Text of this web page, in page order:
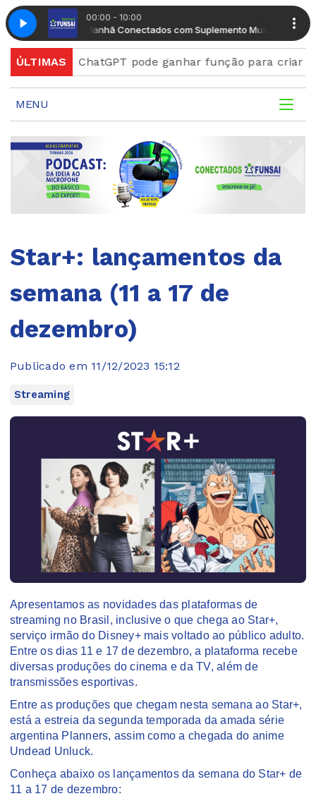
00:00 - 10:00
Manhã Conectados com Suplemento MusicalManhã
ÚLTIMAS
ChatGPT pode ganhar função para criar
MENU
Star+: lançamentos da
semana (11 a 17 de
dezembro)
Publicado em 11/12/2023 15:12
Streaming
Apresentamos as novidades das plataformas de
streaming no Brasil, inclusive o que chega ao Star+,
serviço irmão do Disney+ mais voltado ao público adulto.
Entre os dias 11 e 17 de dezembro, a plataforma recebe
diversas produções do cinema e da TV, além de
transmissões esportivas.
Entre as produções que chegam nesta semana ao Star+,
está a estreia da segunda temporada da amada série
argentina Planners, assim como a chegada do anime
Undead Unluck.
Conheça abaixo os lançamentos da semana do Star+ de
11 a 17 de dezembro: